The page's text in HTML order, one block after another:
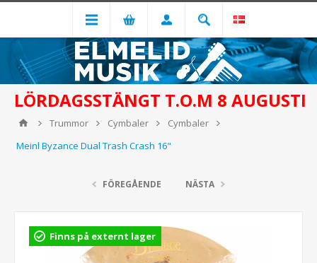
LÖRDAGSSTÄNGT T.O.M 8 AUGUSTI
Trummor Cymbaler
Cymbaler
Meinl Byzance Dual Trash Crash 16"
FÖREGÅENDE NÄSTA
Finns på externt lager